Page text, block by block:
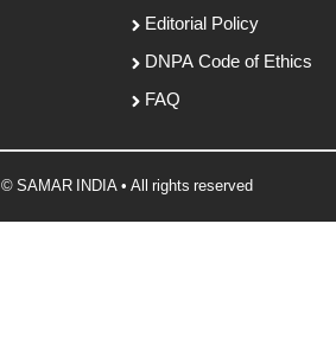
Editorial Policy
DNPA Code of Ethics
FAQ
© SAMAR INDIA • All rights reserved